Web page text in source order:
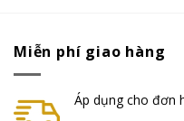
Miễn phí giao hàng
Áp dụng cho đơn